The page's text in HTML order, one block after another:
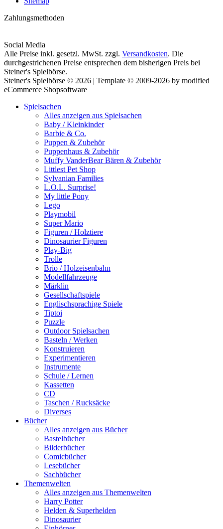
Zahlungsmethoden
Social Media
Alle Preise inkl. gesetzl. MwSt. zzgl. Versandkosten. Die
durchgestrichenen Preise entsprechen dem bisherigen Preis bei
Steiner's Spielbörse.
Steiner's Spielbörse © 2026 | Template © 2009-2026 by modified
eCommerce Shopsoftware
Spielsachen
Alles anzeigen aus Spielsachen
Baby / Kleinkinder
Barbie & Co.
Puppen & Zubehör
Puppenhaus & Zubehör
Muffy VanderBear Bären & Zubehör
Littlest Pet Shop
Sylvanian Families
L.O.L. Surprise!
My little Pony
Lego
Playmobil
Super Mario
Figuren / Holztiere
Dinosaurier Figuren
Play-Big
Trolle
Brio / Holzeisenbahn
Modellfahrzeuge
Märklin
Gesellschaftspiele
Englischsprachige Spiele
Tiptoi
Puzzle
Outdoor Spielsachen
Basteln / Werken
Konstruieren
Experimentieren
Instrumente
Schule / Lernen
Kassetten
CD
Taschen / Rucksäcke
Diverses
Bücher
Alles anzeigen aus Bücher
Bastelbücher
Bilderbücher
Comicbücher
Lesebücher
Sachbücher
Themenwelten
Alles anzeigen aus Themenwelten
Harry Potter
Helden & Superhelden
Dinosaurier